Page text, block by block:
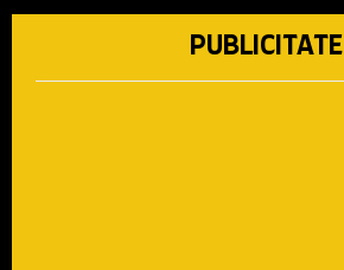
PUBLICITATE